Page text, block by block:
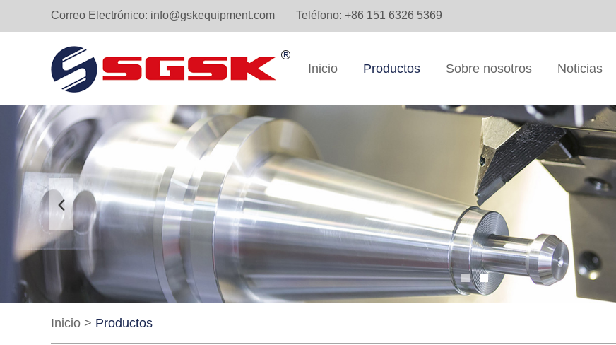
Correo Electrónico: info@gskequipment.com Teléfono: +86 151 6326 5369
Inicio Productos Sobre nosotros Noticias
Inicio > Productos